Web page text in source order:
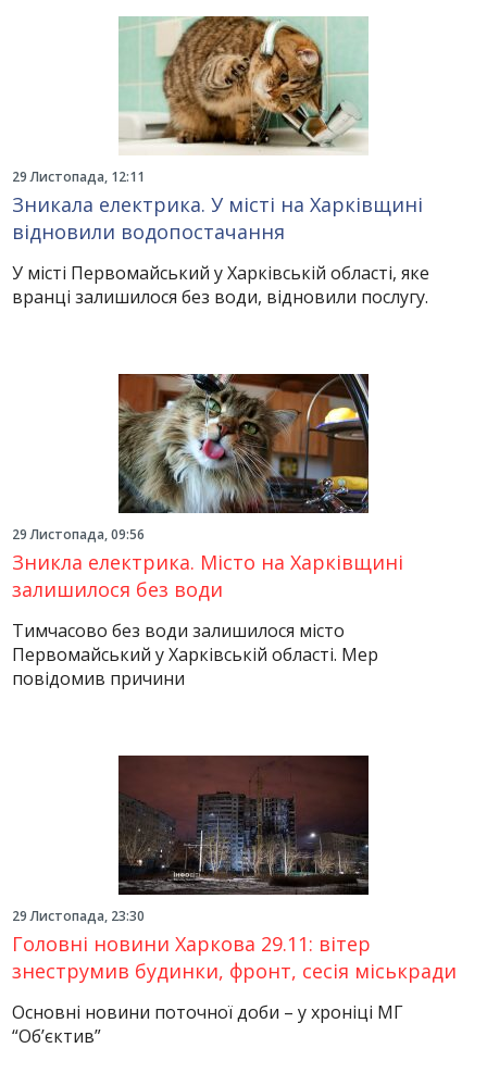
29 Листопада, 12:11
Зникала електрика. У місті на Харківщині
відновили водопостачання
У місті Первомайський у Харківській області, яке
вранці залишилося без води, відновили послугу.
29 Листопада, 09:56
Зникла електрика. Місто на Харківщині
залишилося без води
Тимчасово без води залишилося місто
Первомайський у Харківській області. Мер
повідомив причини
29 Листопада, 23:30
Головні новини Харкова 29.11: вітер
знеструмив будинки, фронт, сесія міськради
Основні новини поточної доби – у хроніці МГ
“Об’єктив”